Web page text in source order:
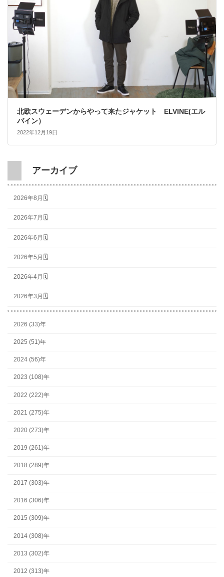
北欧スウェーデンからやって来たジャケット ELVINE(エル
バイン）
2022年12月19日
アーカイブ
2026年8月🗓
2026年7月🗓
2026年6月🗓
2026年5月🗓
2026年4月🗓
2026年3月🗓
2026 (33)年
2025 (51)年
2024 (56)年
2023 (108)年
2022 (222)年
2021 (275)年
2020 (273)年
2019 (261)年
2018 (289)年
2017 (303)年
2016 (306)年
2015 (309)年
2014 (308)年
2013 (302)年
2012 (313)年